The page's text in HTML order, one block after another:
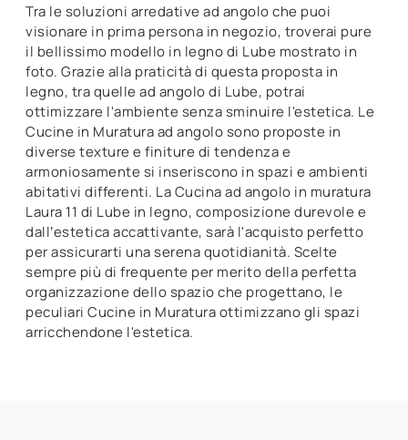
Tra le soluzioni arredative ad angolo che puoi
visionare in prima persona in negozio, troverai pure
il bellissimo modello in legno di Lube mostrato in
foto. Grazie alla praticità di questa proposta in
legno, tra quelle ad angolo di Lube, potrai
ottimizzare l'ambiente senza sminuire l'estetica. Le
Cucine in Muratura ad angolo sono proposte in
diverse texture e finiture di tendenza e
armoniosamente si inseriscono in spazi e ambienti
abitativi differenti. La Cucina ad angolo in muratura
Laura 11 di Lube in legno, composizione durevole e
dall’estetica accattivante, sarà l'acquisto perfetto
per assicurarti una serena quotidianità. Scelte
sempre più di frequente per merito della perfetta
organizzazione dello spazio che progettano, le
peculiari Cucine in Muratura ottimizzano gli spazi
arricchendone l'estetica.